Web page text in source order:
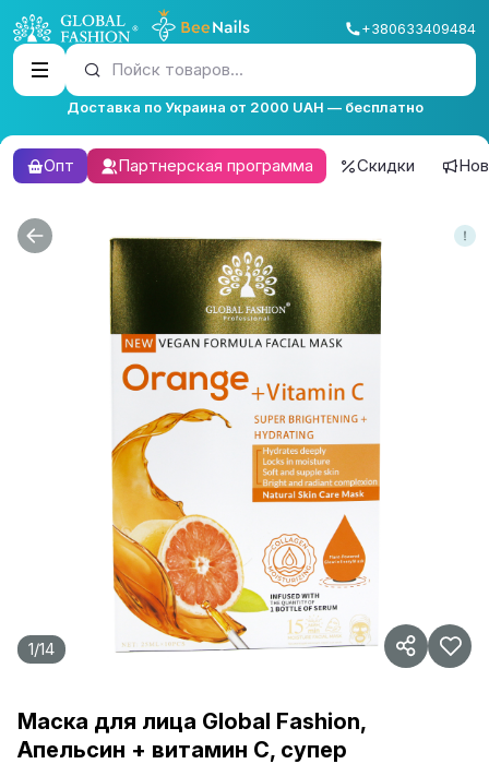
+380633409484
Пойск товаров...
Доставка по Украина от 2000 UAH — бесплатно
Опт Партнерская программа Скидки
1/14
Маска для лица Global Fashion,
Апельсин + витамин C, супер